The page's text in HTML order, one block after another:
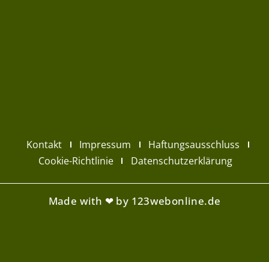
Kontakt Impressum
Haftungsausschluss
Cookie-Richtlinie
Datenschutzerklärung
Made with ❤ by 123webonline.de